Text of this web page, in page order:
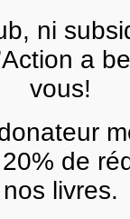
la libération
ni
a
vous!
de
nos livres.